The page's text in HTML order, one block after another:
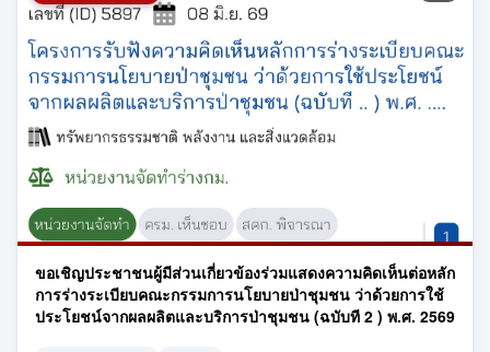
ขอเชิญประชาชนผู้มีส่วนเกี่ยวข้องร่วมแสดงความคิดเห็นต่อหลัก
การร่างระเบียบคณะกรรมการนโยบายป่าชุมชน ว่าด้วยการใช้
ประโยชน์จากผลผลิตและบริการป่าชุมชน (ฉบับที 2 ) พ.ศ. 2569